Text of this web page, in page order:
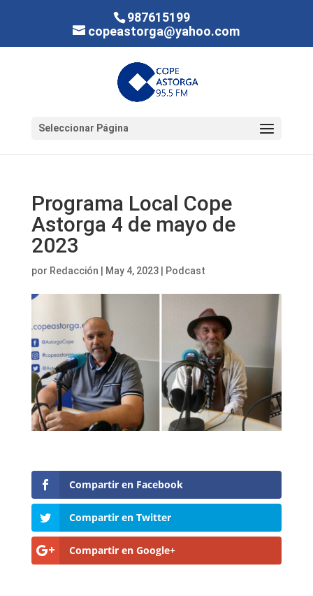
987615199
copeastorga@yahoo.com
Seleccionar Página
Programa Local Cope
Astorga 4 de mayo de
2023
por Redacción May 4, 2023| Podcast
Compartir en Facebook
Compartir en Twitter
Compartir en Google+